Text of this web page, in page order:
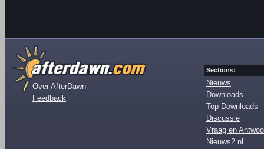
Over AfterDawn
Feedback
Sections:
Nieuws
Downloads
Top Downloads
Discussie
Vraag en
Nieuws2.nl